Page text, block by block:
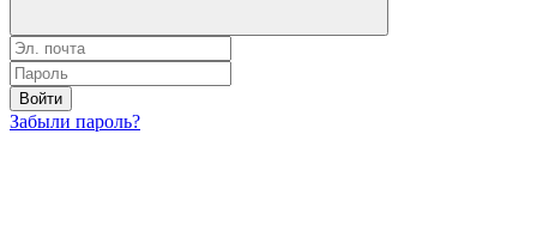
Войти
Забыли пароль?